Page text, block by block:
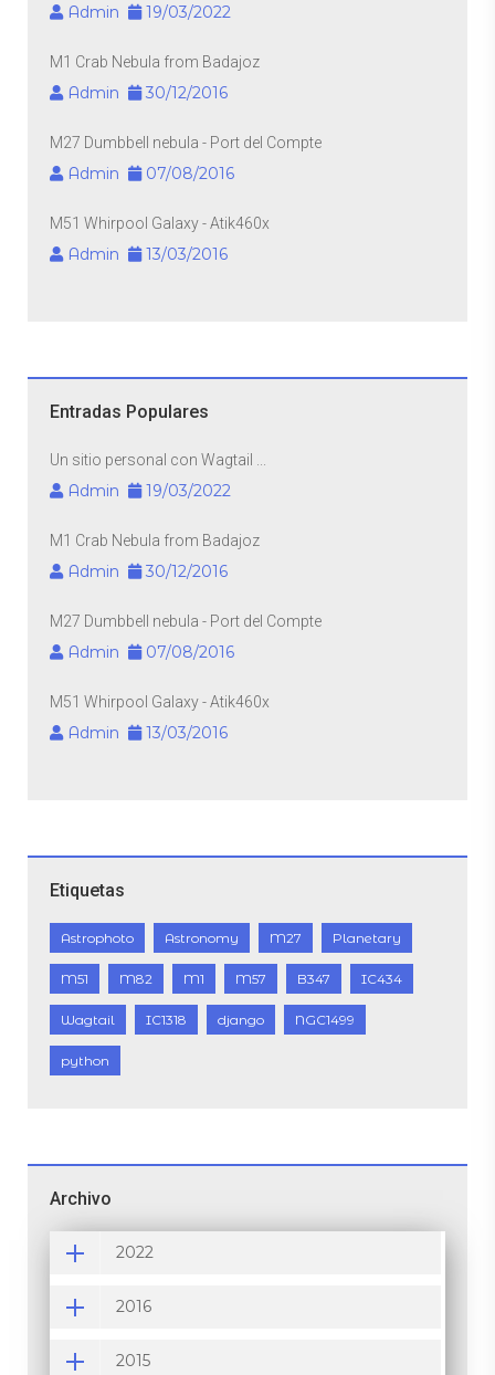
Admin 19/03/2022
M1 Crab Nebula from Badajoz
Admin 30/12/2016
M27 Dumbbell nebula - Port del Compte
Admin 07/08/2016
M51 Whirpool Galaxy - Atik460x
Admin 13/03/2016
Entradas Populares
Un sitio personal con Wagtail ...
Admin 19/03/2022
M1 Crab Nebula from Badajoz
Admin 30/12/2016
M27 Dumbbell nebula - Port del Compte
Admin 07/08/2016
M51 Whirpool Galaxy - Atik460x
Admin 13/03/2016
Etiquetas
Astrophoto Astronomy M27 Planetary
M51 M82 M1 M57 B347 IC434
Wagtail IC1318 django NGC1499
python
Archivo
2022
2016
2015